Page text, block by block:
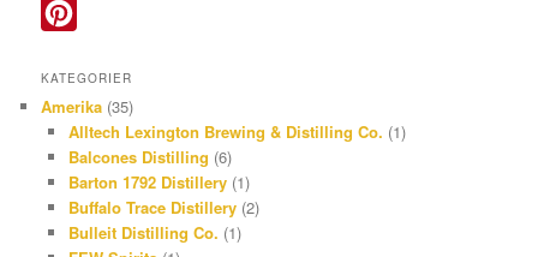
c
b
o
h
e
d
I
s
a
iKATEGORIER
Amerika (35)
Alltech Lexington Brewing & Distilling Co. (1)
Balcones Distilling (6)
Barton 1792 Distillery(1)
Buffalo Trace Distillery(2)
Bulleit Distilling Co. (1)